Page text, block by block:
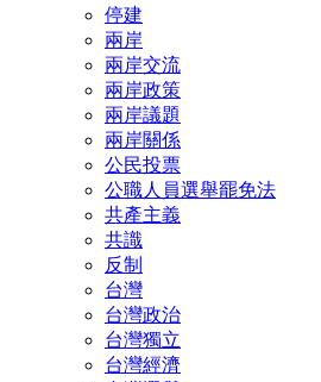
停建
兩岸
兩岸交流
兩岸政策
兩岸議題
兩岸關係
公民投票
公職人員選舉罷免法
共產主義
共識
反制
台灣
台灣政治
台灣獨立
台灣經濟